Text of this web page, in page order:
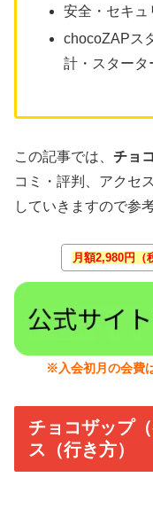
安全・セキュ
chocoZAPス
計・スタータ
この記事では、 チョ
コミ・評判、アクセ
していきますので参
月額2,980円（
※入会初月の会費
チョコザップ
ス（行き方）